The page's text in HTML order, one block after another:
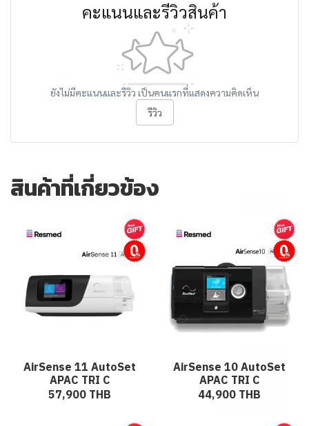
คะแนนและรีวิวสินค้า
ยังไม่มีคะแนนและรีวิว เป็นคนแรกที่แสดงความคิดเห็น
รีวิว
สินค้าที่เกี่ยวข้อง
ผ่อนชำระ
AirSense 11 AutoSet
APAC TRI C
57,900 THB
ผ่อนชำระ
AirSense 10 AutoSet
APAC TRI C
44,900 THB